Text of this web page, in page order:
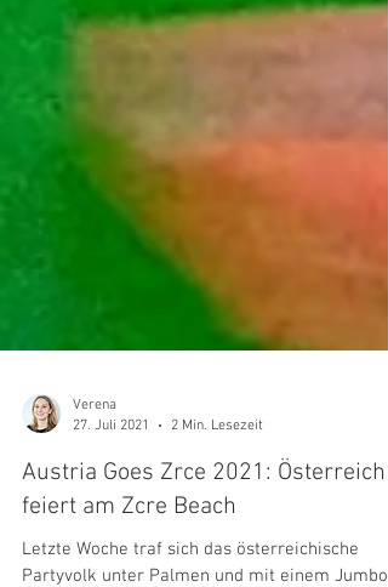
Verena
27. Juli 2021
2 Min. Lesezeit
feiert am Zcre Beach